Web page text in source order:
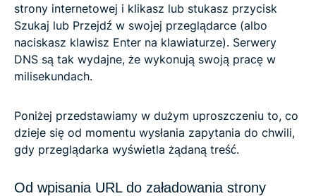
strony internetowej i klikasz lub stukasz przycisk
Szukaj lub Przejdź w swojej przeglądarce (albo
naciskasz klawisz Enter na klawiaturze). Serwery
DNS są tak wydajne, że wykonują swoją pracę w
milisekundach.
Poniżej przedstawiamy w dużym uproszczeniu to, co
dzieje się od momentu wysłania zapytania do chwili,
gdy przeglądarka wyświetla żądaną treść.
Od wpisania URL do załadowania strony